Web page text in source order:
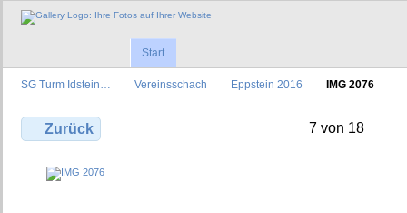
Start
SG Turm Idstein… Vereinsschach Eppstein 2016 IMG 2076
Zurück 7 von 18